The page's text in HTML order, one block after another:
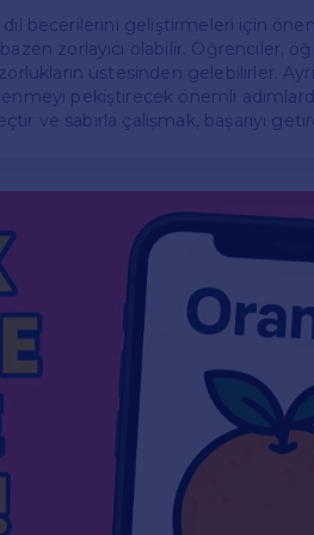
becerilerini geliştirmeleri için
zorlayıcı olabilir. Öğrenciler,
üstesinden gelebilirler.
pekiştirecek önemli
ve sabırla çalışmak, başarıyı